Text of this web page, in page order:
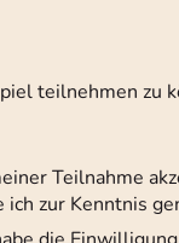
teilnehmen
Teilnahme
ich zur Kenntnis